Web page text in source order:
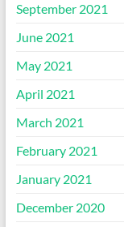
September 2021
June 2021
May 2021
April 2021
March 2021
February 2021
January 2021
December 2020